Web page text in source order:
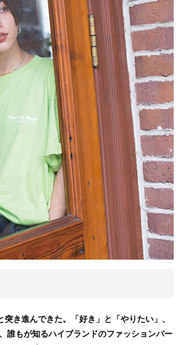
き進んできた。「好き」と「やりたい」、
誰もが知るハイブランドのファッションパー